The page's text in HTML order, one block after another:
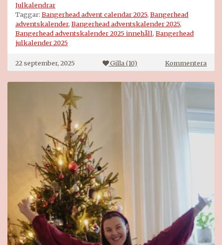
Julkalendrar
Taggar: Bangerhead advent calendar 2025, Bangerhead
adventskalender, Bangerhead adventskalender 2025,
Bangerhead adventskalender 2025 innehåll, Bangerhead
julkalender 2025
22 september, 2025 Gilla (10) Kommenterapå